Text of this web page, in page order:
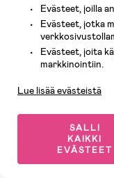
Talvikengät, Misty Rose
93,90 €
Ovh: 100,90 €
Evästeet, joilla
Evästeet, jotka
Evästeet, joita
markkinointiin.
Lue lisää evästeistä
SALLI
KAIKKI
EVÄSTEET